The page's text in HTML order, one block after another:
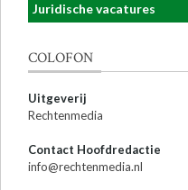
Juridische vacatures
COLOFON
Uitgeverij
Rechtenmedia
Contact Hoofdredactie
info@rechtenmedia.nl